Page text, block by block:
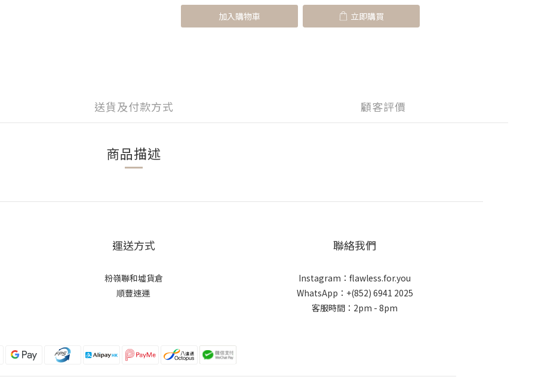
加入購物車 立即購買
送貨及付款方式 顧客評價
商品描述
運送方式
粉嶺聯和墟貨倉
順豐速運
聯絡我們
Instagram：flawless.for.you
WhatsApp：+(852) 6941 2025
客服時間：2pm - 8pm